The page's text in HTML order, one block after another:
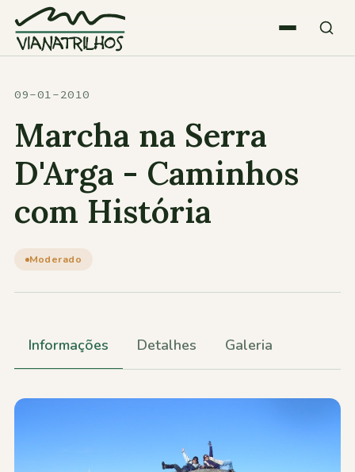
Quem somos
Atividades
Estatísticas
Participações
09-01-2010
Marcha na Serra
D'Arga - Caminhos
com História
Moderado
Informações Detalhes Galeria